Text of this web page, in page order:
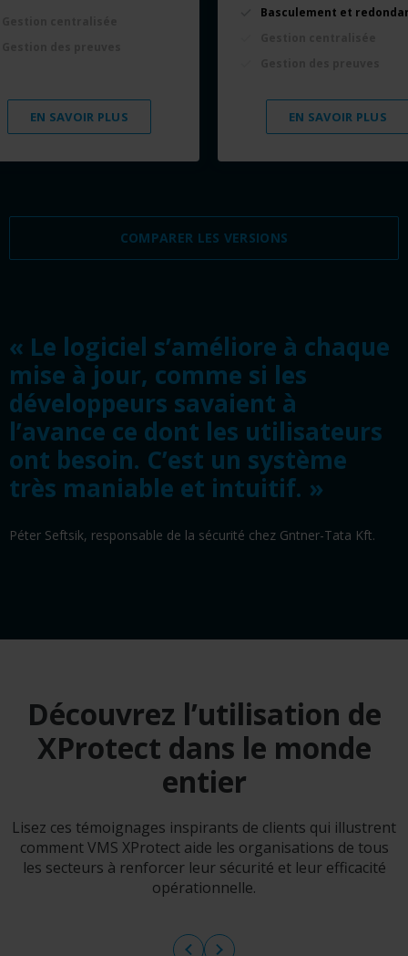
EN SAVOIR PLUS
Basculement et
EN SAVOIR PLUS
COMPARER LES VERSIONS
« Le logiciel s’améliore à chaque
mise à jour, comme si les
développeurs savaient à
l’avance ce dont les utilisateurs
ont besoin. C’est un système
très maniable et intuitif. »
Péter Seftsik, responsable de la sécurité chez Gntner-Tata Kft.
Découvrez l’utilisation de
XProtect dans le monde
entier
Lisez ces témoignages inspirants de clients qui illustrent
comment VMS XProtect aide les organisations de tous
les secteurs à renforcer leur sécurité et leur efficacité
opérationnelle.